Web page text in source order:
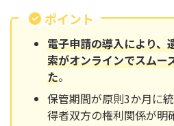
ポイント
電子申請の導入により、
索がオンラインでスムー
た。
保管期間が原則3か月に
得者双方の権利関係が明